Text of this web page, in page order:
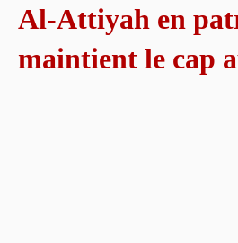
Al-Attiyah en
maintient le cap